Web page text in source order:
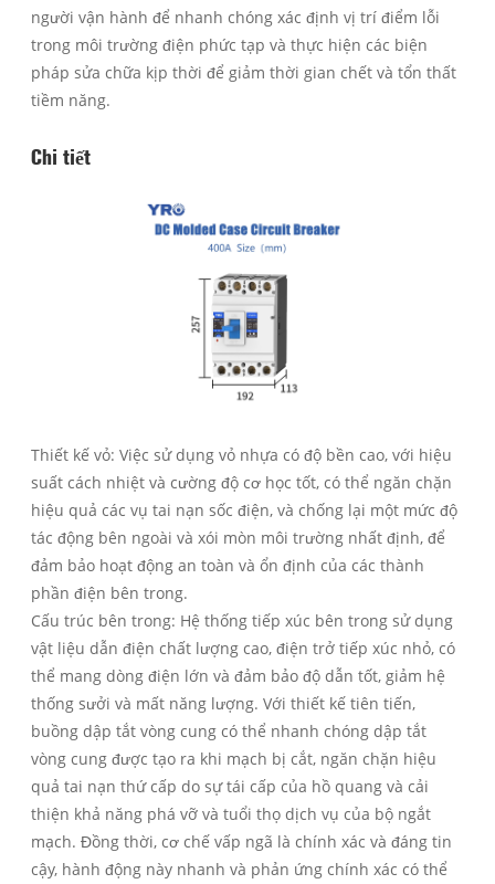
người vận hành để nhanh chóng xác định vị trí điểm lỗi
trong môi trường điện phức tạp và thực hiện các biện
pháp sửa chữa kịp thời để giảm thời gian chết và tổn thất
tiềm năng.
Chi tiết
Thiết kế vỏ: Việc sử dụng vỏ nhựa có độ bền cao, với hiệu
suất cách nhiệt và cường độ cơ học tốt, có thể ngăn chặn
hiệu quả các vụ tai nạn sốc điện, và chống lại một mức độ
tác động bên ngoài và xói mòn môi trường nhất định, để
đảm bảo hoạt động an toàn và ổn định của các thành
phần điện bên trong.
Cấu trúc bên trong: Hệ thống tiếp xúc bên trong sử dụng
vật liệu dẫn điện chất lượng cao, điện trở tiếp xúc nhỏ, có
thể mang dòng điện lớn và đảm bảo độ dẫn tốt, giảm hệ
thống sưởi và mất năng lượng. Với thiết kế tiên tiến,
buồng dập tắt vòng cung có thể nhanh chóng dập tắt
vòng cung được tạo ra khi mạch bị cắt, ngăn chặn hiệu
quả tai nạn thứ cấp do sự tái cấp của hồ quang và cải
thiện khả năng phá vỡ và tuổi thọ dịch vụ của bộ ngắt
mạch. Đồng thời, cơ chế vấp ngã là chính xác và đáng tin
cậy, hành động này nhanh và phản ứng chính xác có thể